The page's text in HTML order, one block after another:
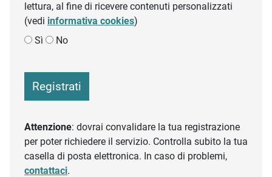
lettura, al fine di ricevere contenuti personalizzati
(vedi informativa cookies)
Sì
No
Registrati
Attenzione: dovrai convalidare la tua registrazione
per poter richiedere il servizio. Controlla subito la tua
casella di posta elettronica. In caso di problemi,
contattaci.